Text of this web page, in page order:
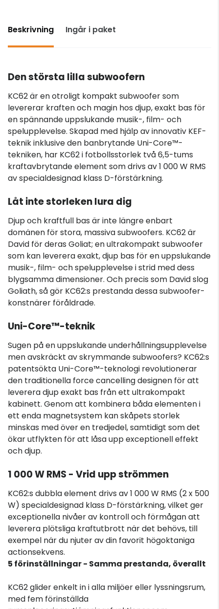
Beskrivning Ingår i paket
Den största lilla subwoofern
KC62 är en otroligt kompakt subwoofer som
levererar kraften och magin hos djup, exakt bas för
en spännande uppslukande musik-, film- och
spelupplevelse. Skapad med hjälp av innovativ KEF-
teknik inklusive den banbrytande Uni-Core™-
tekniken, har KC62 i fotbollsstorlek två 6,5-tums
kraftavbrytande element som drivs av 1 000 W RMS
av specialdesignad klass D-förstärkning.
Låt inte storleken lura dig
Djup och kraftfull bas är inte längre enbart
domänen för stora, massiva subwoofers. KC62 är
David för deras Goliat; en ultrakompakt subwoofer
som kan leverera exakt, djup bas för en uppslukande
musik-, film- och spelupplevelse i strid med dess
blygsamma dimensioner. Och precis som David slog
Goliath, så gör KC62:s prestanda dessa subwoofer-
konstnärer föråldrade.
Uni-Core™-teknik
Sugen på en uppslukande underhållningsupplevelse
men avskräckt av skrymmande subwoofers? KC62:s
patentsökta Uni-Core™-teknologi revolutionerar
den traditionella force cancelling designen för att
leverera djup exakt bas från ett ultrakompakt
kabinett. Genom att kombinera båda elementen i
ett enda magnetsystem kan skåpets storlek
minskas med över en tredjedel, samtidigt som det
ökar utflykten för att låsa upp exceptionell effekt
och djup.
1 000 W RMS - Vrid upp strömmen
KC62:s dubbla element drivs av 1 000 W RMS (2 x 500
W) specialdesignad klass D-förstärkning, vilket ger
exceptionella nivåer av kontroll och förmågan att
leverera plötsliga kraftutbrott när det behövs, till
exempel när du njuter av din favorit högoktaniga
actionsekvens.
5 förinställningar - Samma prestanda, överallt
KC62 glider enkelt in i alla miljöer eller lyssningsrum,
med fem förinställda